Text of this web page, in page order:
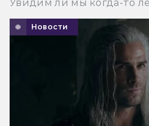
Увидим ли мы когда-то
Новости